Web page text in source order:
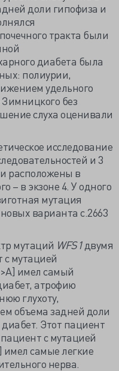
доли гипофиза и
тракта были
диабета была
полиурии,
удельного
Зимницкого без
слуха оценивали
исследование
и 3
расположены в
– в экзоне 4. У одного
мутация
варианта c.2663
мутаций WFS1двумя
мутацией
имел самый
атрофию
глухоту,
объема задней доли
Этот пациент
с мутацией
имел самые легкие
нерва.